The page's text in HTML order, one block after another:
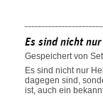
Es sind nicht nur
Gespeichert von
Es sind nicht nur
dagegen sind,
ist, auch ein